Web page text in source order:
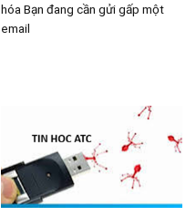
hóa Bạn đang cần gửi gấp một
email